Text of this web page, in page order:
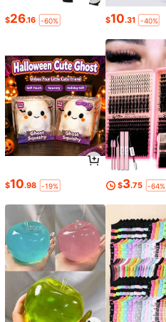
$26.16 -60% $10.31 -40%
$10.98 -19% $3.75 -64%